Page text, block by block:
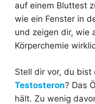
auf einem Bluttest
wie ein Fenster in
und zeigen dir, wie
Körperchemie
Stell dir vor, du bist
Testosteron? Das
hält. Zu wenig